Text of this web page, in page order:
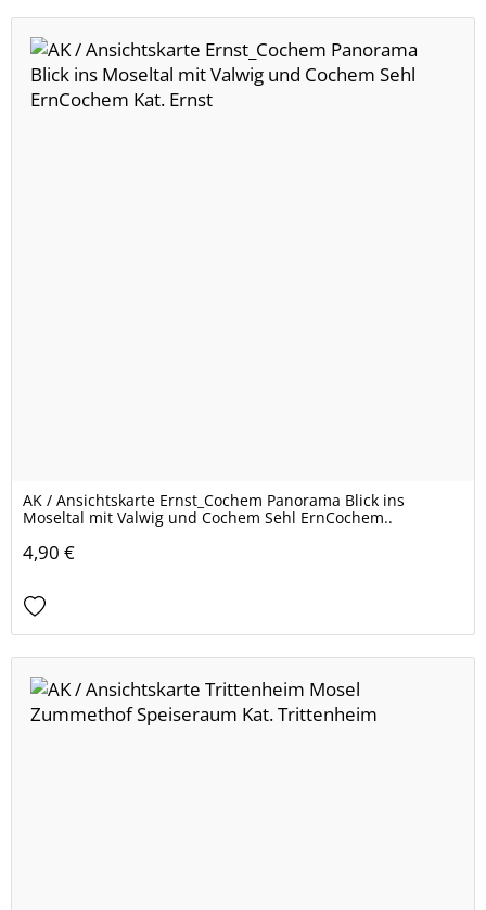
AK / Ansichtskarte Ernst_Cochem Panorama Blick ins
Moseltal mit Valwig und Cochem Sehl ErnCochem..
4,90 €